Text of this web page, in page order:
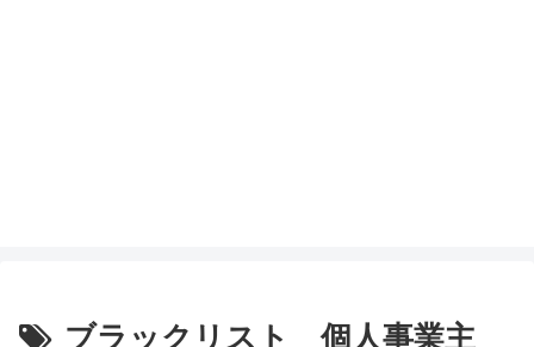
ブラックリスト 個人事業主